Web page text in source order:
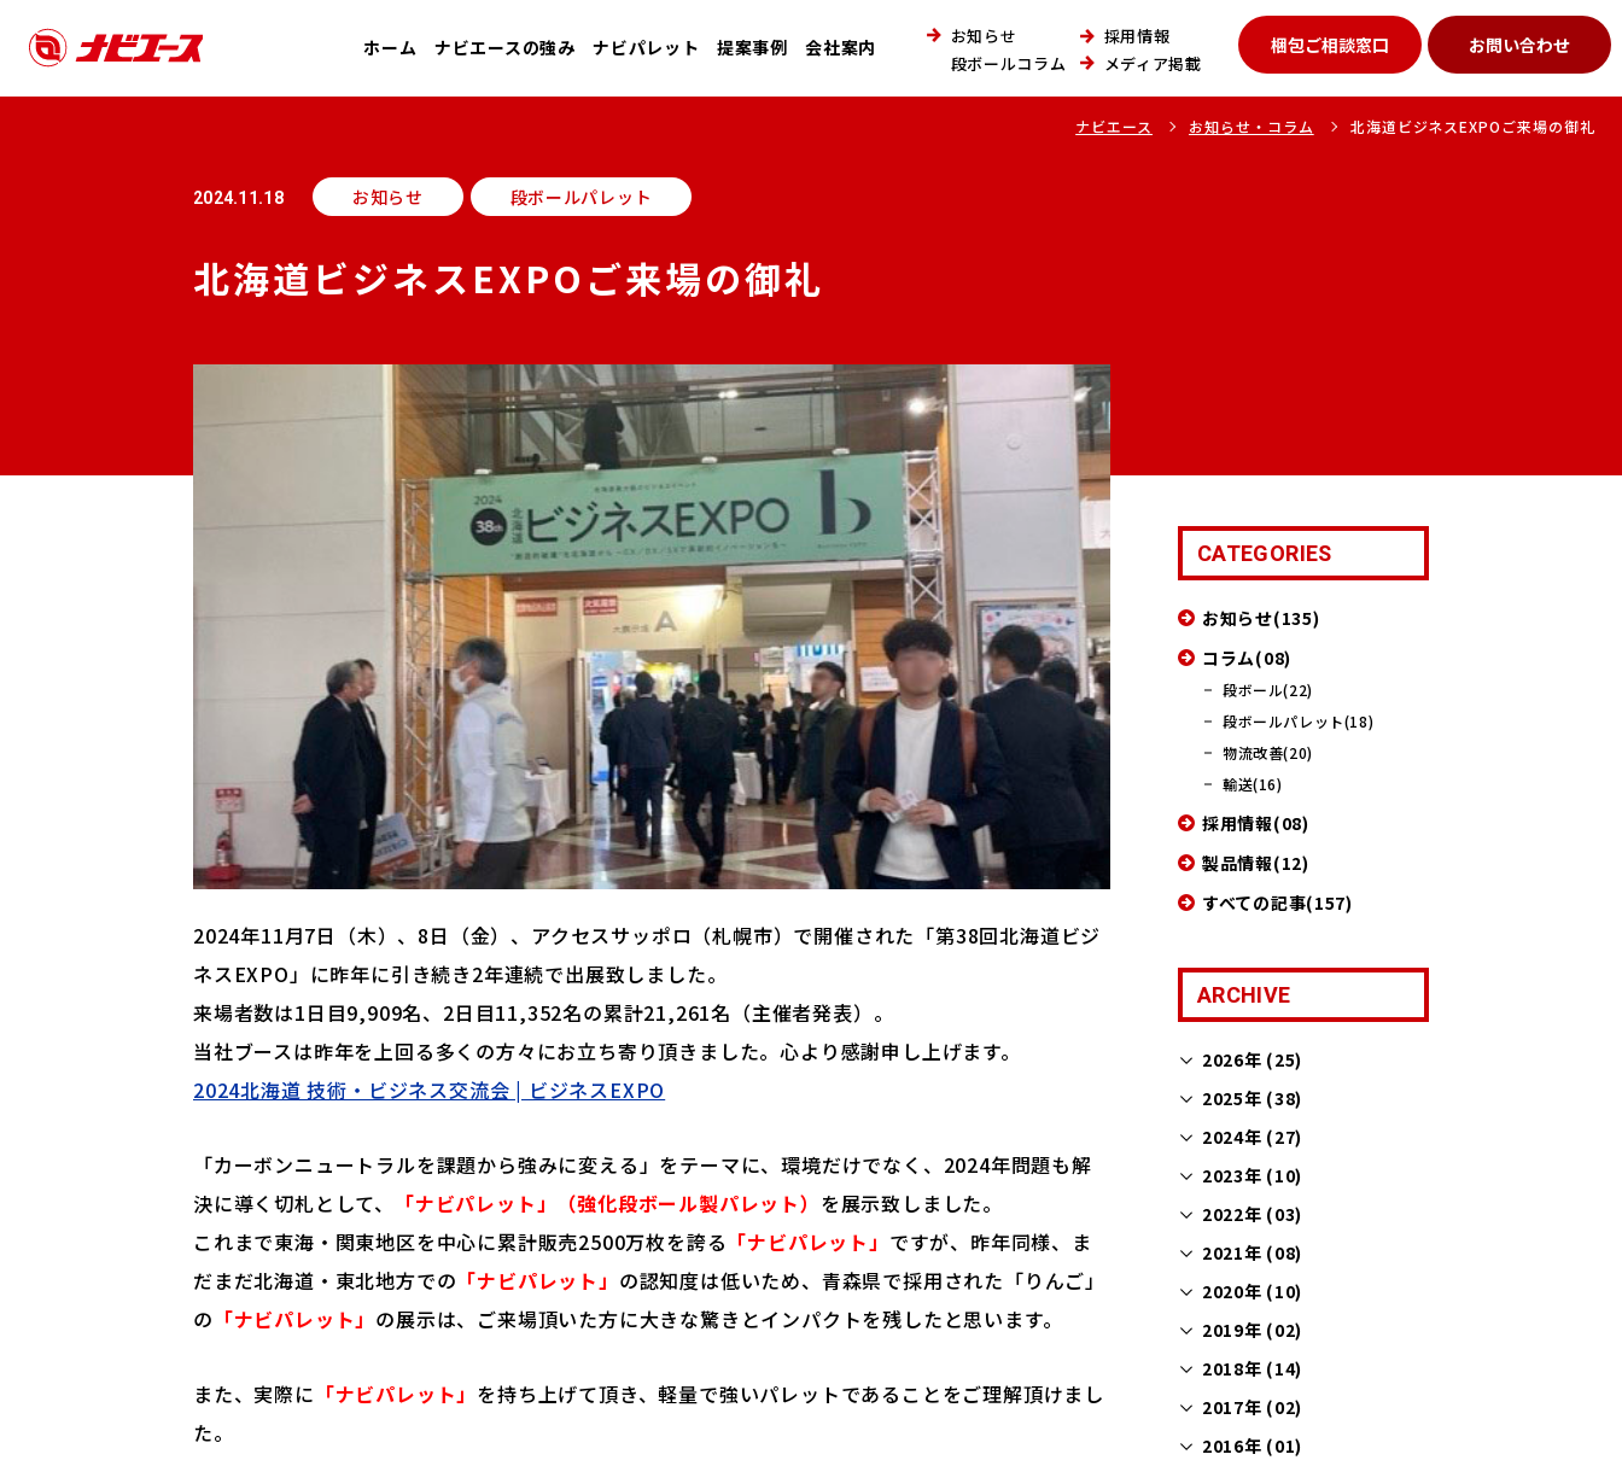
ホーム ナビエースの強み ナビパレット 提案事例 会社案内
お知らせ
段ボールコラム
採用情報
メディア掲載
梱包ご相談窓口 お問い合わせ
ナビエース お知らせ・コラム 北海道ビジネスEXPOご来場の御礼
2024.11.18 お知らせ 段ボールパレット
北海道ビジネスEXPOご来場の御礼
2024年11月7日（木）、8日（金）、アクセスサッポロ（札幌市）で開催された「第38回北海道ビジ
ネスEXPO」に昨年に引き続き2年連続で出展致しました。
来場者数は1日目9,909名、2日目11,352名の累計21,261名（主催者発表）。
当社ブースは昨年を上回る多くの方々にお立ち寄り頂きました。心より感謝申し上げます。
2024北海道 技術・ビジネス交流会 | ビジネスEXPO
「カーボンニュートラルを課題から強みに変える」をテーマに、環境だけでなく、2024年問題も解
決に導く切札として、
「ナビパレット」（強化段ボール製パレット） を展示致しました。
これまで東海・関東地区を中心に累計販売2500万枚を誇る 「ナビパレット」 ですが、昨年同様、ま
だまだ北海道・東北地方での 「ナビパレット」 の認知度は低いため、青森県で採用された「りんご」
の 「ナビパレット」 の展示は、ご来場頂いた方に大きな驚きとインパクトを残したと思います。
また、実際に 「ナビパレット」 を持ち上げて頂き、軽量で強いパレットであることをご理解頂けまし
た。
CATEGORIES
お知らせ(135)
コラム(08)
段ボール(22)
段ボールパレット(18)
物流改善(20)
輸送(16)
採用情報(08)
製品情報(12)
すべての記事(157)
ARCHIVE
2026年 (25)
2025年 (38)
2024年 (27)
2023年 (10)
2022年 (03)
2021年 (08)
2020年 (10)
2019年 (02)
2018年 (14)
2017年 (02)
2016年 (01)